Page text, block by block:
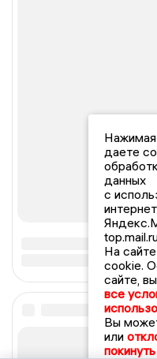
Нажимая
даете
данных
с
На
cookie.
сайте,
все
Вы
или